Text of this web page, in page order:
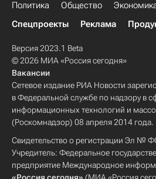
Политика Общество
Спецпроекты
Реклама
Версия 2023.1 Beta
© 2026 МИА «Россия сегодня»
Вакансии
Сетевое издание РИА Новости
в Федеральной службе по надзору в
информационных технологий и
(Роскомнадзор) 08 апреля 2014 года.
Свидетельство о регистрации Эл №
Учредитель: Федеральное
предприятие Международное